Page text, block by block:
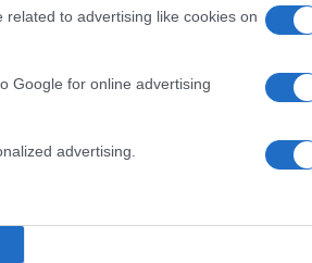
to advertising like cookies on
Google for online advertising
advertising.
Πιο
Μητσοτάκης στην
διασύνδεση
εμπιστοσύνης» η